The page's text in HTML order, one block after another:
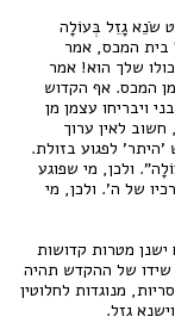
שֹׂנֵא גָזֵל בְּעוֹלָה
בית המכס, אמר
שלך הוא! אמר
מן המכס. אף הקדוש
ויבריחו עצמן מן
לאין ערוך
'היתר' לפגוע בזולת.
ולכן, מי שפוגע
של ה'. ולכן, מי
מטרות קדושות
שידו של ההקדש תהיה
מנוגדות לחלוטין
גזל.